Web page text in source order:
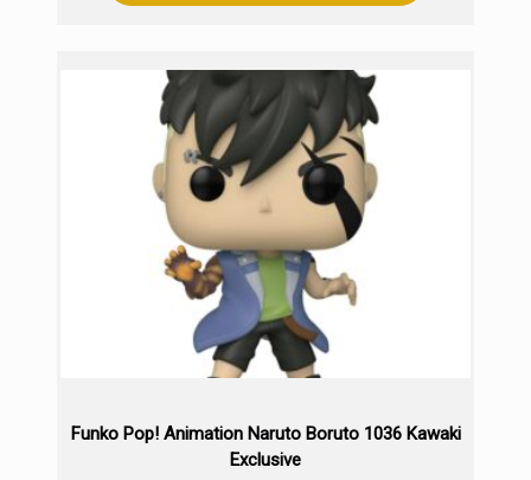
Funko Pop! Animation Naruto Boruto 1036 Kawaki
Exclusive